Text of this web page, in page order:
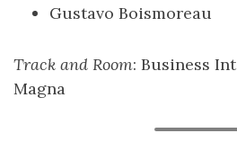
Gustavo Boismoreau
Track and Room: Business
Magna